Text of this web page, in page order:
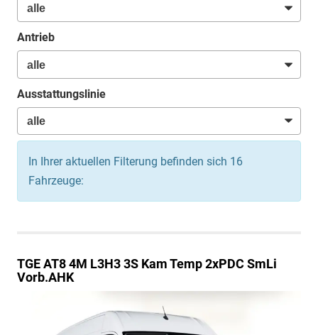
Antrieb
Ausstattungslinie
In Ihrer aktuellen Filterung befinden sich 16
Fahrzeuge:
TGEAT8 4M L3H3 3S Kam Temp 2xPDC SmLi
Vorb.AHK